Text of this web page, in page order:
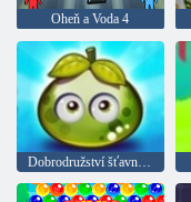
Oheň a Voda 4
Dobrodružství šťavnatých bobulí